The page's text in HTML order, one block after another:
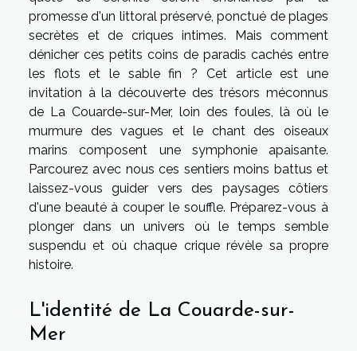
promesse d'un littoral préservé, ponctué de plages
secrètes et de criques intimes. Mais comment
dénicher ces petits coins de paradis cachés entre
les flots et le sable fin ? Cet article est une
invitation à la découverte des trésors méconnus
de La Couarde-sur-Mer, loin des foules, là où le
murmure des vagues et le chant des oiseaux
marins composent une symphonie apaisante.
Parcourez avec nous ces sentiers moins battus et
laissez-vous guider vers des paysages côtiers
d'une beauté à couper le souffle. Préparez-vous à
plonger dans un univers où le temps semble
suspendu et où chaque crique révèle sa propre
histoire.
L'identité de La Couarde-sur-
Mer